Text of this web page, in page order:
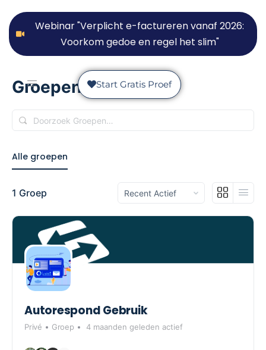
Webinar "Verplicht e-factureren vanaf 2026:
Voorkom gedoe en regel het slim"
Start Gratis Proef
Groepen
Doorzoek
Alle groepen
1 Groep
Sorteren
op:
Autorespond Gebruik
Privé Groep 4 maanden geleden actief